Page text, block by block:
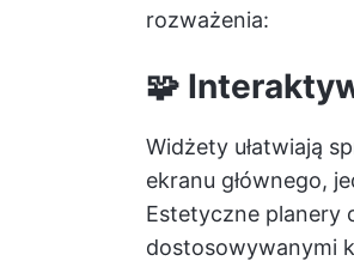
rozważenia:
🧩
Widżety ułatwiają
ekranu głównego,
Estetyczne planery
dostosowywanymi